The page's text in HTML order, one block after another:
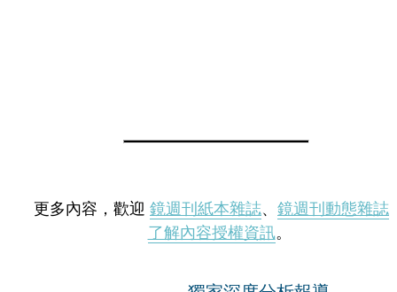
更多內容，歡迎 鏡週刊紙本雜誌、 鏡週刊動態雜誌
了解內容授權資訊。